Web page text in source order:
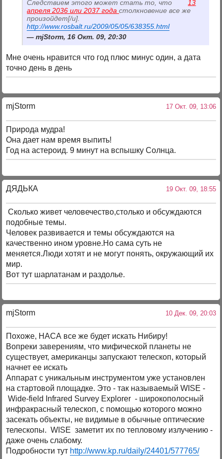
Следствием этого может стать то, что
13
апреля 2036 или 2037 годастолкновение все же
произойдет[/u].
http://www.rosbalt.ru/2009/05/05/638355.html
mjStorm, 16 Окт. 09, 20:30
Мне очень нравится что год плюс минус один, а дата
точно день в день
mjStоrm 17 Окт. 09, 13:06
Природа мудра!
Она дает нам время выпить!
Год на астероид. 9 минут на вспышку Солнца.
ДЯДЬКА 19 Окт. 09, 18:55
Сколько живет человечество,столько и обсуждаются
подобные темы.
Человек развивается и темы обсуждаются на
качественно ином уровне.Но сама суть не
меняется.Люди хотят и не могут понять, окружающий их
мир.
Вот тут шарлатанам и раздолье.
mjStоrm 10 Дек. 09, 20:03
Похоже, НАСА все же будет искать Нибиру!
Вопреки заверениям, что мифической планеты не
существует, американцы запускают телескоп, который
начнет ее искать
Аппарат с уникальным инструментом уже установлен
на стартовой площадке. Это - так называемый WISE -
Wide-field Infrared Survey Explorer - широкополосный
инфракрасный телескоп, с помощью которого можно
засекать объекты, не видимые в обычные оптические
телескопы. WISE заметит их по тепловому излучению -
даже очень слабому.
Подробности тут http://www.kp.ru/daily/24401/577765/